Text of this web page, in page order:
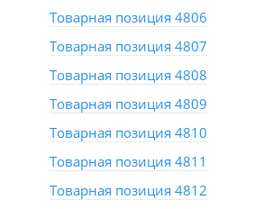
Товарная позиция 4806
Товарная позиция 4807
Товарная позиция 4808
Товарная позиция 4809
Товарная позиция 4810
Товарная позиция 4811
Товарная позиция 4812